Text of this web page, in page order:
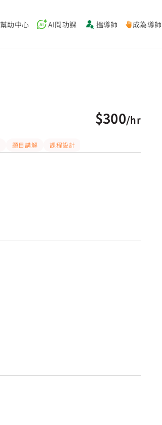
幫助中心 AI問功課 搵導師 成為導師
題目講解 課程設計
$300/hr